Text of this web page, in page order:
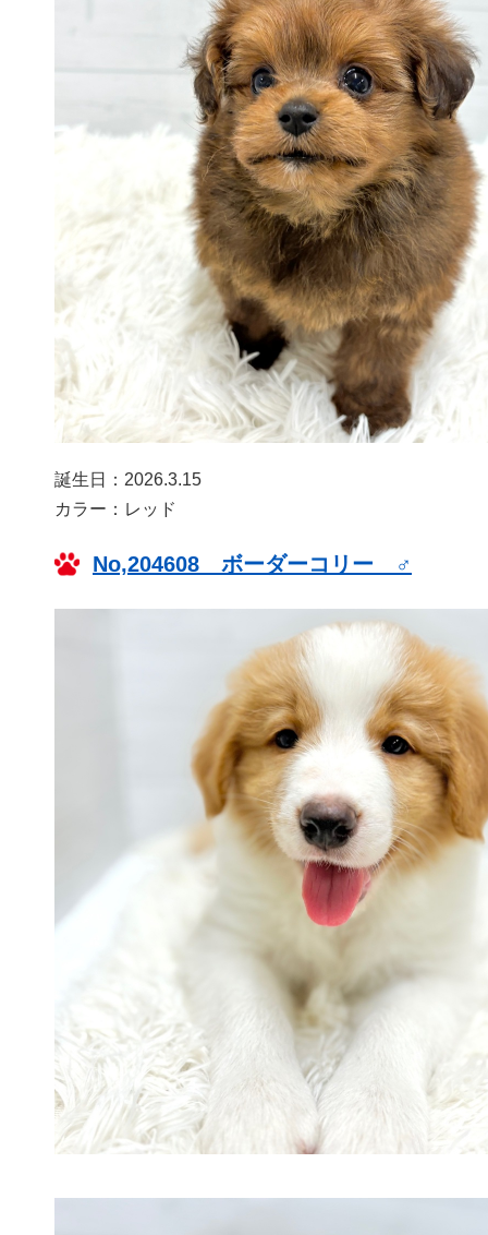
誕生日：2026.3.15
カラー：レッド
No,204608 ボーダーコリー ♂